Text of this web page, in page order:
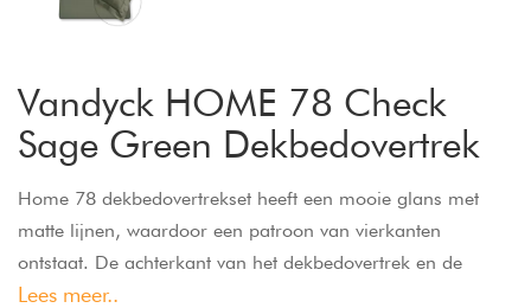
Vandyck HOME 78 Check
Sage Green Dekbedovertrek
Home 78 dekbedovertrekset heeft een mooie glans met
matte lijnen, waardoor een patroon van vierkanten
ontstaat. De achterkant van het dekbedovertrek en de
kussens hebben hetzelfde patroon. Home 78
Lees meer..